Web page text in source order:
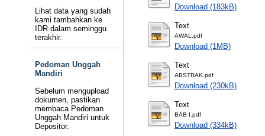
Lihat data yang sudah
kami tambahkan ke
IDR dalam seminggu
terakhir.
Pedoman Unggah
Mandiri
Sebelum mengupload
dokumen, pastikan
membaca Pedoman
Unggah Mandiri untuk
Depositor.
Download (183kB)
Text
AWAL.pdf
Download (1MB)
Text
ABSTRAK.pdf
Download (230kB)
Text
BAB I.pdf
Download (334kB)